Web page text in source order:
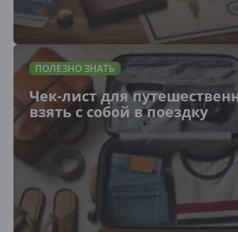
ПОЛЕЗНО ЗНАТЬ
Чек-лист для
взять с собой в поездку